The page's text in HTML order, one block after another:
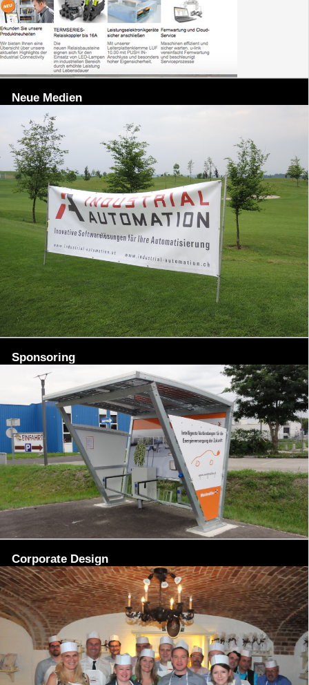
Neue Medien
Sponsoring
Corporate Design